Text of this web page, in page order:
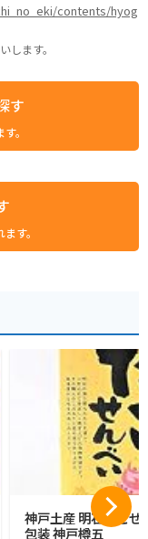
contents/hyog
します。
す
。
す。
神戸土産 明石たこせ
包装 神戸樽五